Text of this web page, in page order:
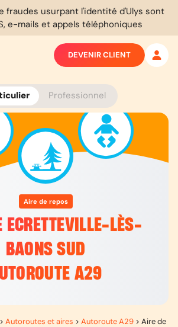
fraudes usurpant l'identité d'Ulys sont
e-mails et appels téléphoniques
Professionnel
DEVENIR CLIENT
Aire de repos
ECRETTEVILLE-LÈS-
BAONS SUD
A29
> Autoroutes et aires > Autoroute A29 > Aire de